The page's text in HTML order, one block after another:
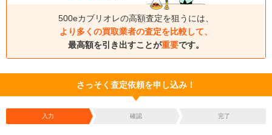
500eカブリオレの高額査定を狙うには、
より多くの買取業者の査定を比較して、
最高額を引き出すことが重要です。
さっそく査定依頼を申し込み！
入力 確認 完了